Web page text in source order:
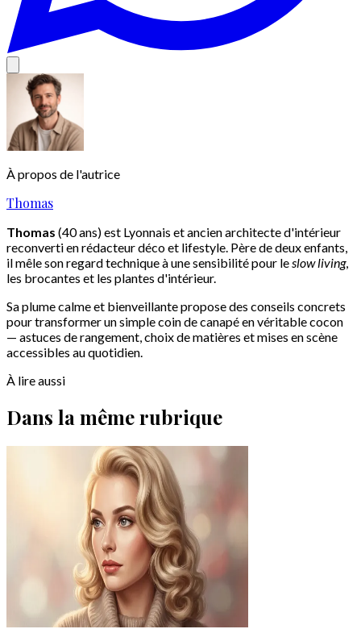
À propos de l'autrice
Thomas
Thomas (40 ans) est Lyonnais et ancien architecte d'intérieur
reconverti en rédacteur déco et lifestyle. Père de deux enfants,
il mêle son regard technique à une sensibilité pour leslow living,
les brocantes et les plantes d'intérieur.
Sa plume calme et bienveillante propose des conseils concrets
pour transformer un simple coin de canapé en véritable cocon
— astuces de rangement, choix de matières et mises en scène
accessibles au quotidien.
À lire aussi
Dans la même rubrique